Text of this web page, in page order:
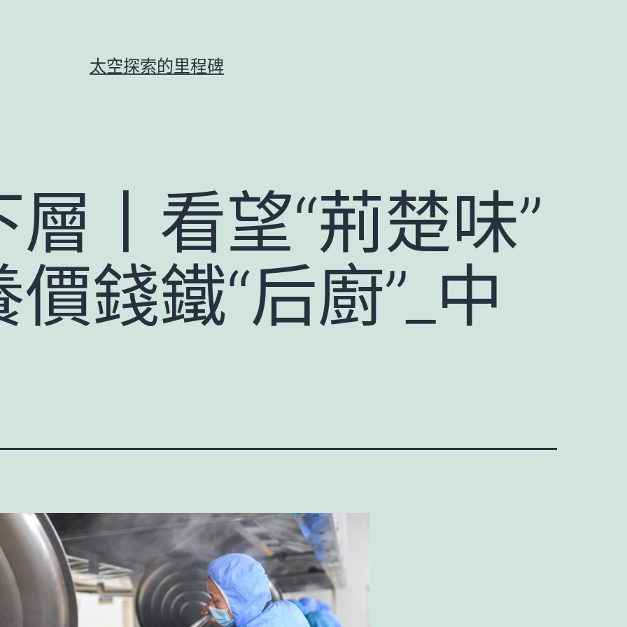
太空探索的里程碑
丨看望“荊楚味”
錢鐵“后廚”_中